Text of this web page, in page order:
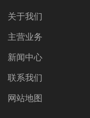
关于我们
主营业务
新闻中心
联系我们
网站地图